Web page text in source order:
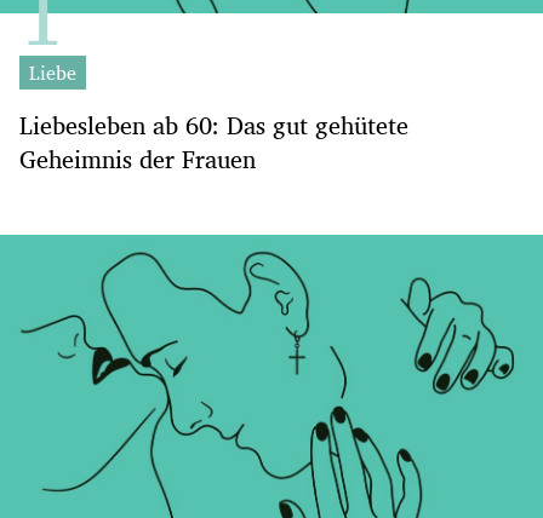
Liebe
Liebesleben ab 60: Das gut gehütete
Geheimnis der Frauen